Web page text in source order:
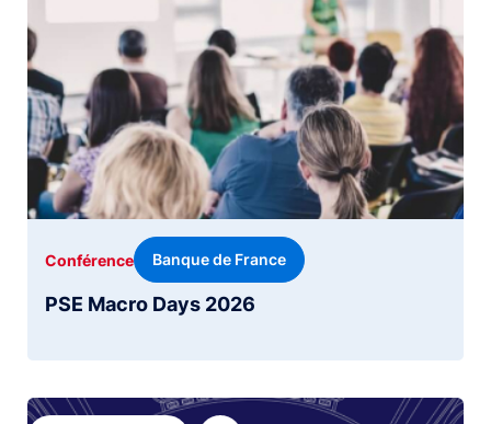
PSE Macro Days 2026
Conférence Banque de France
Image